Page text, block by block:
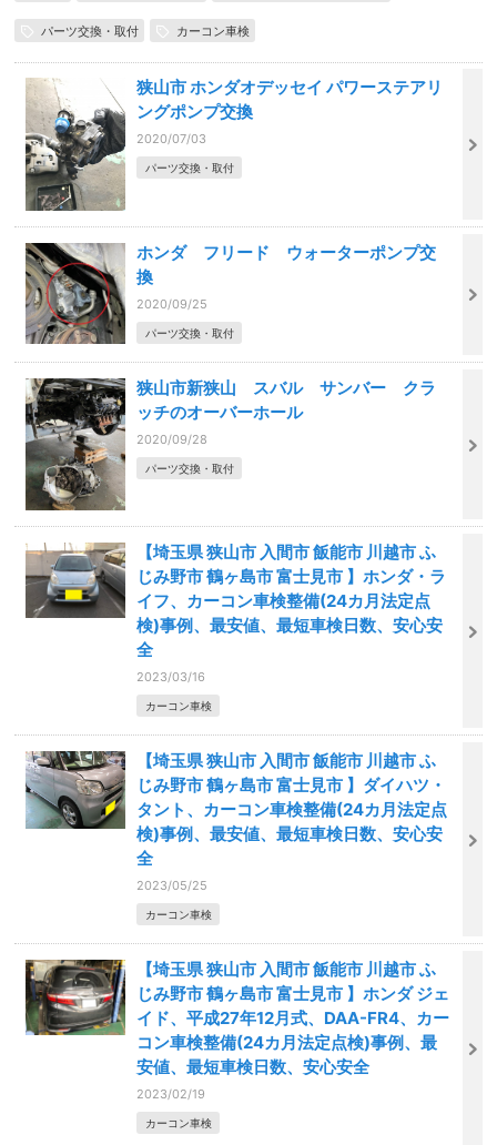
パーツ交換・取付 カーコン車検
狭山市 ホンダオデッセイ パワーステアリ
ングポンプ交換
2020/07/03
パーツ交換・取付
ホンダ フリード ウォーターポンプ交
換
2020/09/25
パーツ交換・取付
狭山市新狭山 スバル サンバー クラ
ッチのオーバーホール
2020/09/28
パーツ交換・取付
【埼玉県 狭山市 入間市 飯能市 川越市 ふ
じみ野市 鶴ヶ島市 富士見市 】ホンダ・ラ
イフ、カーコン車検整備(24カ月法定点
検)事例、最安値、最短車検日数、安心安
全
2023/03/16
カーコン車検
【埼玉県 狭山市 入間市 飯能市 川越市 ふ
じみ野市 鶴ヶ島市 富士見市 】ダイハツ・
タント、カーコン車検整備(24カ月法定点
検)事例、最安値、最短車検日数、安心安
全
2023/05/25
カーコン車検
【埼玉県 狭山市 入間市 飯能市 川越市 ふ
じみ野市 鶴ヶ島市 富士見市 】ホンダ ジェ
イド、平成27年12月式、DAA-FR4、カー
コン車検整備(24カ月法定点検)事例、最
安値、最短車検日数、安心安全
2023/02/19
カーコン車検